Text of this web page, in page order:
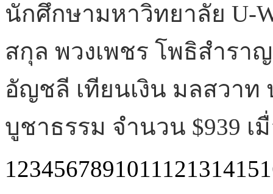
ฟาแอวร์ S. คาเมลาร์ พร้
ปัจจัยบูชาธรรม และน้อม
123456 789101112131415